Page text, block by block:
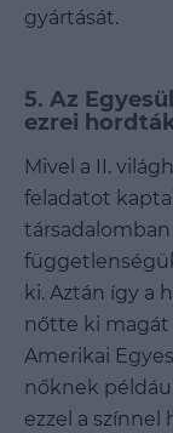
gyártását.
5. Az
ezrei
Mivel a II.
feladatot
ki. Aztán így a
nőtte ki magát
Amerikai
nőknek
ezzel a színnel